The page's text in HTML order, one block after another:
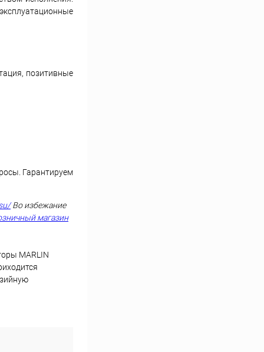
позитивные
Гарантируем
Во избежание
магазин
MARLIN